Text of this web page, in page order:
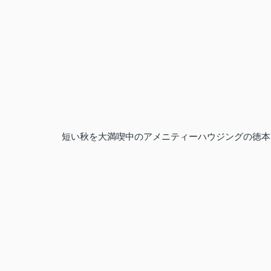
短い秋を大満喫中のアメニティーハウジングの徳